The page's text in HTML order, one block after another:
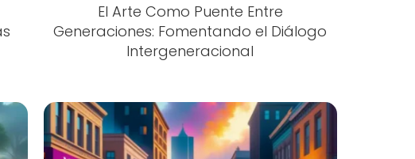
El Arte Como Puente Entre
Generaciones: Fomentando el Diálogo
Intergeneracional